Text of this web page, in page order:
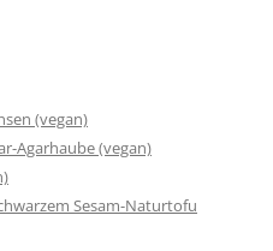
(vegan)
Agarhaube (vegan)
Sesam-Naturtofu